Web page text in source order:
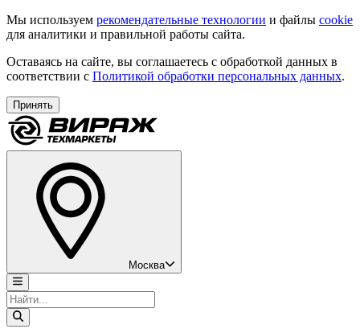
Мы используем рекомендательные технологии и файлы cookie
для аналитики и правильной работы сайта.
Оставаясь на сайте, вы соглашаетесь с обработкой данных в
соответствии с Политикой обработки персональных данных.
Принять
Москва